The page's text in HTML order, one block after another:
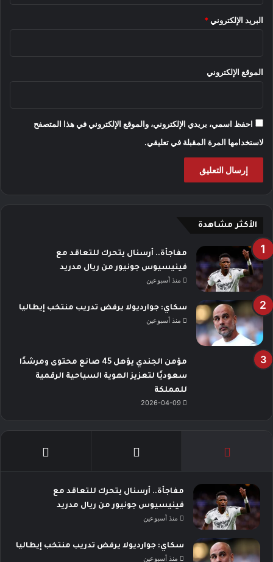
البريد الإلكتروني *
الموقع الإلكتروني
احفظ اسمي، بريدي الإلكتروني، والموقع الإلكتروني في هذا المتصفح
لاستخدامها المرة المقبلة في تعليقي.
الأكثر مشاهدة
مفاجأة.. أرسنال يتحرك للتعاقد مع
فينيسيوس جونيور من ريال مدريد
منذ أسبوعين
سكاي: جوارديولا يرفض تدريب منتخب إيطاليا
منذ أسبوعين
مؤمن الجندي يؤهل 45 صانع محتوى ومرشدًا
سعوديًا لتعزيز الهوية السياحية الرقمية
للمملكة
2026-04-09
مفاجأة.. أرسنال يتحرك للتعاقد مع
فينيسيوس جونيور من ريال مدريد
منذ أسبوعين
سكاي: جوارديولا يرفض تدريب منتخب إيطاليا
منذ أسبوعين